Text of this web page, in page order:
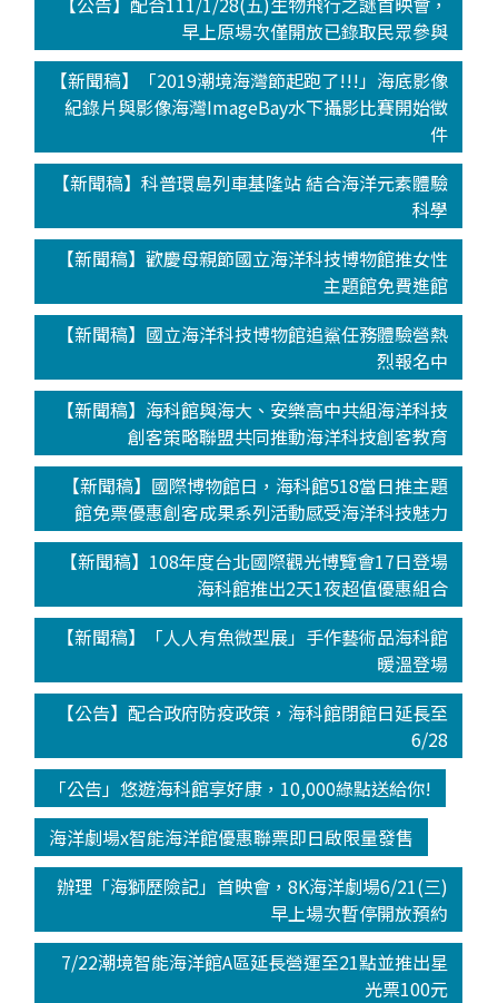
早上原場次僅開放已錄取民眾參與
【新聞稿】「2019潮境海灣節起跑了!!!」海底影像
紀錄片與影像海灣ImageBay水下攝影比賽開始徵
件
【新聞稿】科普環島列車基隆站 結合海洋元素體驗
科學
【新聞稿】歡慶母親節國立海洋科技博物館推女性
主題館免費進館
【新聞稿】國立海洋科技博物館追鯊任務體驗營熱
烈報名中
【新聞稿】海科館與海大、安樂高中共組海洋科技
創客策略聯盟共同推動海洋科技創客教育
【新聞稿】國際博物館日，海科館518當日推主題
館免票優惠創客成果系列活動感受海洋科技魅力
【新聞稿】108年度台北國際觀光博覽會17日登場
海科館推出2天1夜超值優惠組合
【新聞稿】「人人有魚微型展」手作藝術品海科館
暖溫登場
【公告】配合政府防疫政策，海科館閉館日延長至
6/28
「公告」悠遊海科館享好康，10,000綠點送給你!
海洋劇場x智能海洋館優惠聯票即日啟限量發售
辦理「海獅歷險記」首映會，8K海洋劇場6/21(三)
早上場次暫停開放預約
7/22潮境智能海洋館A區延長營運至21點並推出星
光票100元